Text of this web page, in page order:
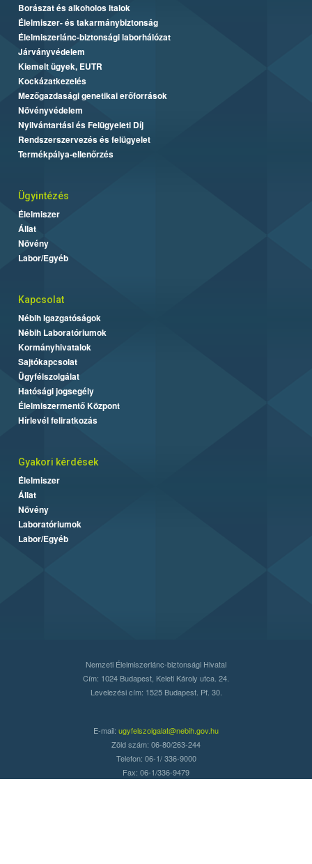
Borászat és alkoholos italok
Élelmiszer- és takarmánybiztonság
Élelmiszerlánc-biztonsági laborhálózat
Járványvédelem
Kiemelt ügyek, EUTR
Kockázatkezelés
Mezőgazdasági genetikai erőforrások
Növényvédelem
Nyilvántartási és Felügyeleti Díj
Rendszerszervezés és felügyelet
Termékpálya-ellenőrzés
Ügyintézés
Élelmiszer
Állat
Növény
Labor/Egyéb
Kapcsolat
Nébih Igazgatóságok
Nébih Laboratóriumok
Kormányhivatalok
Sajtókapcsolat
Ügyfélszolgálat
Hatósági jogsegély
Élelmiszermentő Központ
Hírlevél feliratkozás
Gyakori kérdések
Élelmiszer
Állat
Növény
Laboratóriumok
Labor/Egyéb
Nemzeti Élelmiszerlánc-biztonsági Hivatal
Cím: 1024 Budapest, Keleti Károly utca. 24.
Levelezési cím: 1525 Budapest. Pf. 30.
E-mail: ugyfelszolgalat@nebih.gov.hu
Zöld szám: 06-80/263-244
Telefon: 06-1/ 336-9000
Fax: 06-1/336-9479